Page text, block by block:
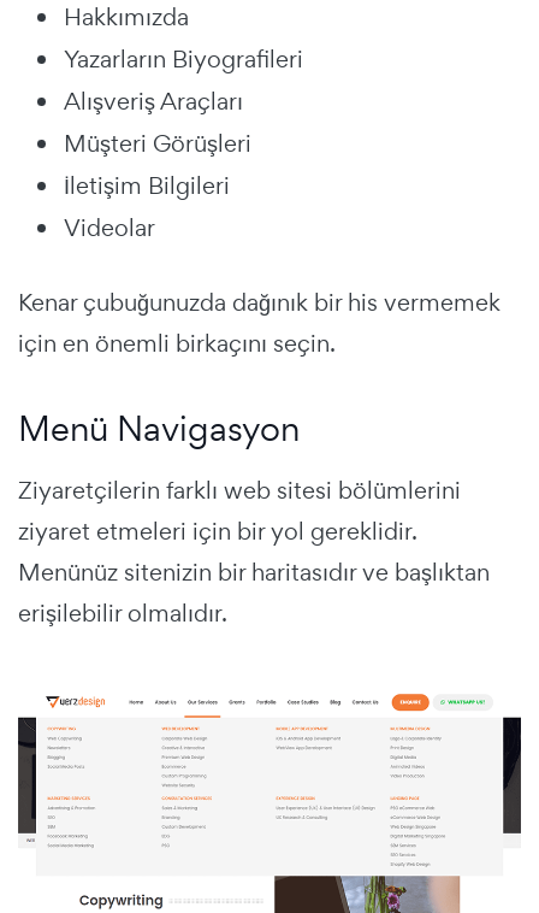
Hakkımızda
Yazarların Biyografileri
Alışveriş Araçları
Müşteri Görüşleri
İletişim Bilgileri
Videolar
Kenar çubuğunuzda dağınık bir his vermemek
için en önemli birkaçını seçin.
Menü Navigasyon
Ziyaretçilerin farklı web sitesi bölümlerini
ziyaret etmeleri için bir yol gereklidir.
Menünüz sitenizin bir haritasıdır ve başlıktan
erişilebilir olmalıdır.